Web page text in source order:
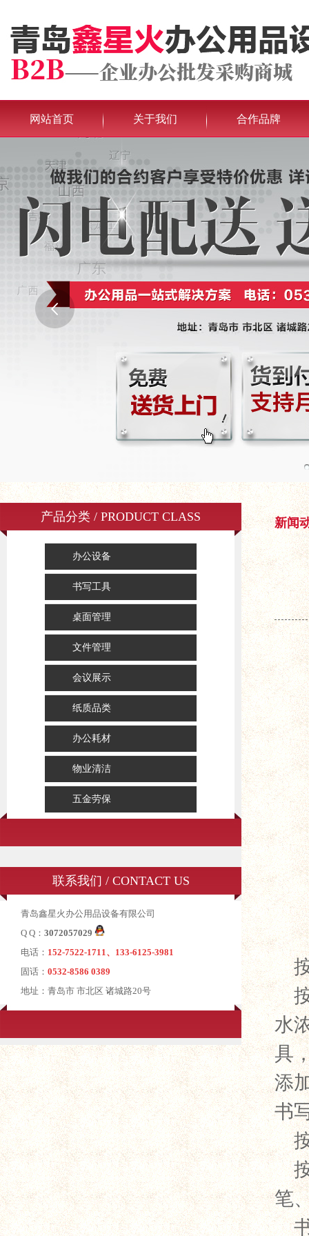
网站首页 关于我们 合作品牌
产品分类 / PRODUCT CLASS
办公设备
书写工具
桌面管理
文件管理
会议展示
纸质品类
办公耗材
物业清洁
五金劳保
联系我们 / CONTACT US
青岛鑫星火办公用品设备有限公司
Q Q： 3072057029
电话： 152-7522-1711、133-6125-3981
固话： 0532-8586 0389
地址：青岛市 市北区 诸城路20号
新闻
水
具
添
书
笔